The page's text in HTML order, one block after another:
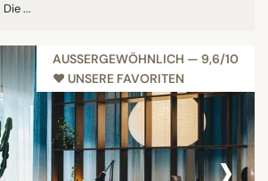
...
AUSSERGEWÖHNLICH — 9,6/10
♥︎ UNSERE FAVORITEN